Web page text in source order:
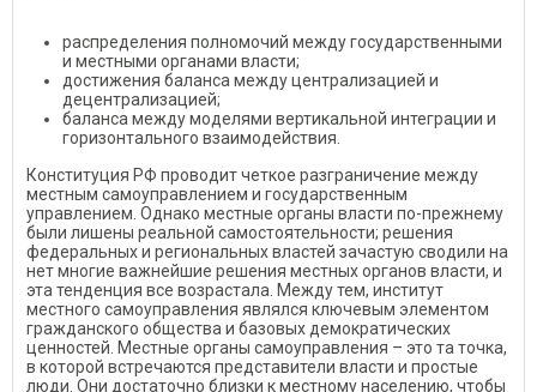
распределения полномочий между государственными
и местными органами власти;
достижения баланса между централизацией и
децентрализацией;
баланса между моделями вертикальной интеграции и
горизонтального взаимодействия.
Конституция РФ проводит четкое разграничение между
местным самоуправлением и государственным
управлением. Однако местные органы власти по-прежнему
были лишены реальной самостоятельности; решения
федеральных и региональных властей зачастую сводили на
нет многие важнейшие решения местных органов власти, и
эта тенденция все возрастала. Между тем, институт
местного самоуправления являлся ключевым элементом
гражданского общества и базовых демократических
ценностей. Местные органы самоуправления – это та точка,
в которой встречаются представители власти и простые
люди. Они достаточно близки к местному населению, чтобы